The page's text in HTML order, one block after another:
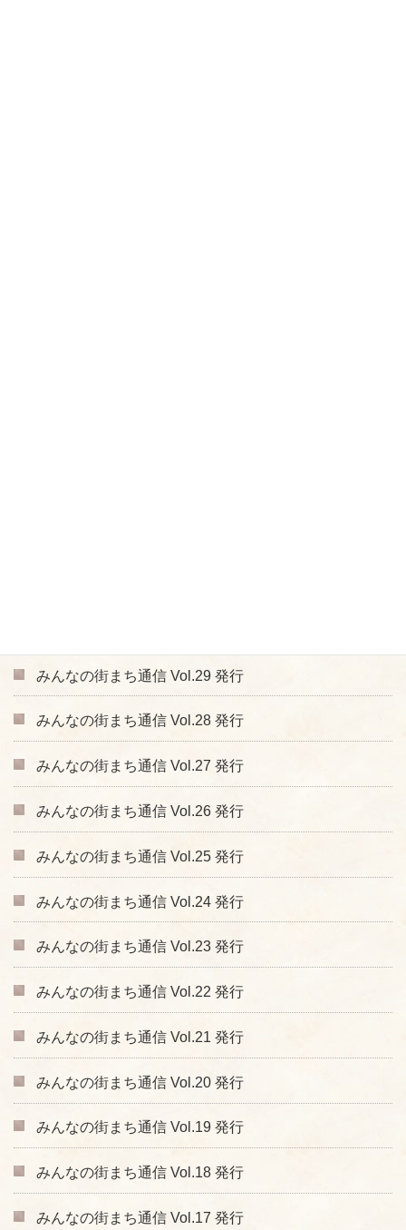
みんなの街まち通信 Vol.29 発行
みんなの街まち通信 Vol.28 発行
みんなの街まち通信 Vol.27 発行
みんなの街まち通信 Vol.26 発行
みんなの街まち通信 Vol.25 発行
みんなの街まち通信 Vol.24 発行
みんなの街まち通信 Vol.23 発行
みんなの街まち通信 Vol.22 発行
みんなの街まち通信 Vol.21 発行
みんなの街まち通信 Vol.20 発行
みんなの街まち通信 Vol.19 発行
みんなの街まち通信 Vol.18 発行
みんなの街まち通信 Vol.17 発行